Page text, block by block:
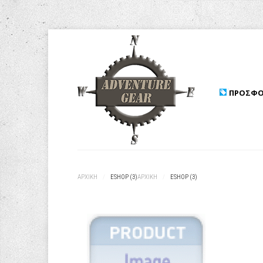
ΑΡΧΙΚΉ ESHOP (3)ΑΡΧΙΚΉ ESHOP (3)